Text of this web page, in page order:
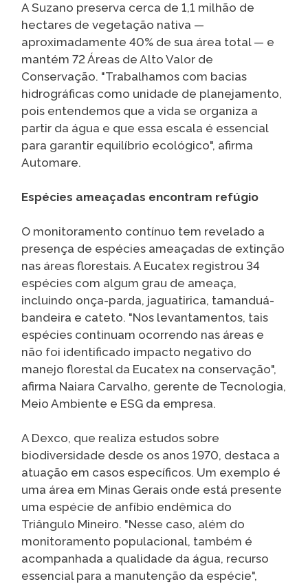
A Suzano preserva cerca de 1,1 milhão de
hectares de vegetação nativa —
aproximadamente 40% de sua área total — e
mantém 72 Áreas de Alto Valor de
Conservação. "Trabalhamos com bacias
hidrográficas como unidade de planejamento,
pois entendemos que a vida se organiza a
partir da água e que essa escala é essencial
para garantir equilíbrio ecológico", afirma
Automare.
Espécies ameaçadas encontram refúgio
O monitoramento contínuo tem revelado a
presença de espécies ameaçadas de extinção
nas áreas florestais. A Eucatex registrou 34
espécies com algum grau de ameaça,
incluindo onça-parda, jaguatirica, tamanduá-
bandeira e cateto. "Nos levantamentos, tais
espécies continuam ocorrendo nas áreas e
não foi identificado impacto negativo do
manejo florestal da Eucatex na conservação",
afirma Naiara Carvalho, gerente de Tecnologia,
Meio Ambiente e ESG da empresa.
A Dexco, que realiza estudos sobre
biodiversidade desde os anos 1970, destaca a
atuação em casos específicos. Um exemplo é
uma área em Minas Gerais onde está presente
uma espécie de anfíbio endêmica do
Triângulo Mineiro. "Nesse caso, além do
monitoramento populacional, também é
acompanhada a qualidade da água, recurso
essencial para a manutenção da espécie",